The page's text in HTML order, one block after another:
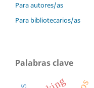
Para autores/as
Para bibliotecarios/as
Palabras clave